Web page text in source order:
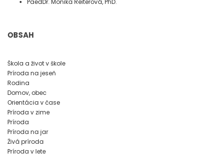
PaedDr. Monika Reiterová, PhD.
OBSAH
Škola a život v škole
Príroda na jeseň
Rodina
Domov, obec
Orientácia v čase
Príroda v zime
Príroda
Príroda na jar
Živá príroda
Príroda v lete